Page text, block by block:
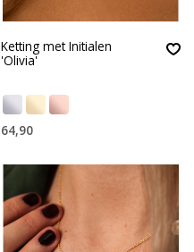
Ketting met Initialen
'Olivia'
64,90